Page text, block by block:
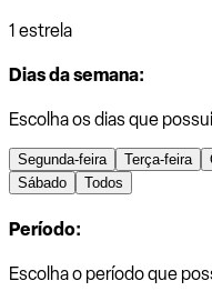
1 estrela
Dias da semana:
Escolha os dias que
Segunda-feira Terça-feira
Sábado
Todos
Período:
Escolha o período que